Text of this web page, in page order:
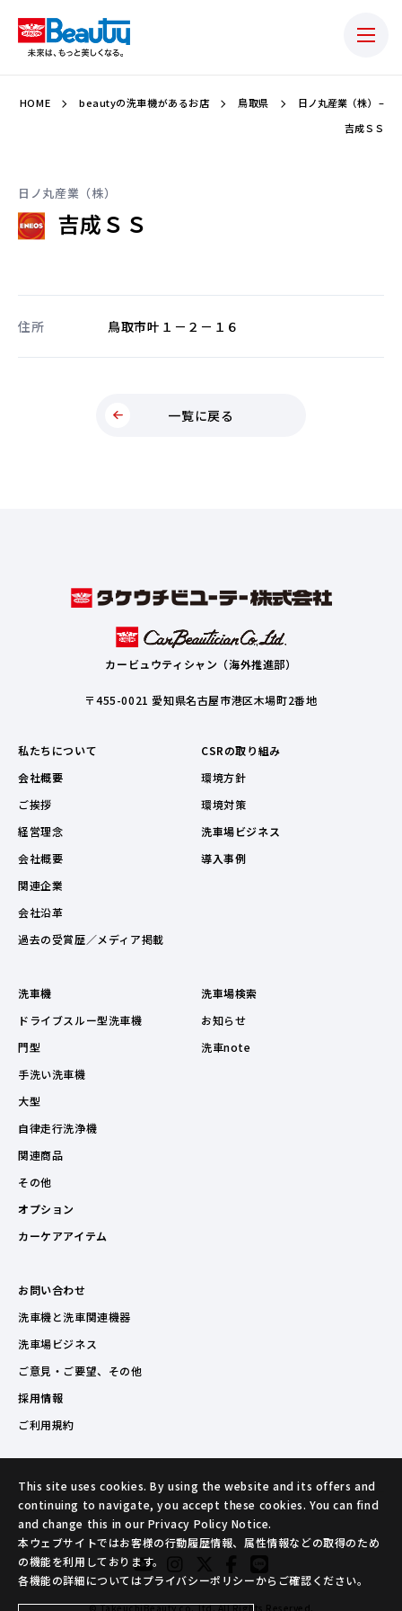
HOME beautyの洗車機があるお店 鳥取県
日ノ丸産業（株） –
吉成ＳＳ
日ノ丸産業（株）
吉成ＳＳ
住所 鳥取市叶１－２－１６
一覧に戻る
カービュウティシャン（海外推進部）
〒455-0021 愛知県名古屋市港区木場町2番地
私たちについて
会社概要
ご挨拶
経営理念
会社概要
関連企業
会社沿革
過去の受賞歴／メディア掲載
CSRの取り組み
環境方針
環境対策
洗車場ビジネス
導入事例
洗車機
ドライブスルー型洗車機
門型
手洗い洗車機
大型
自律走行洗浄機
関連商品
その他
オプション
カーケアアイテム
洗車場検索
お知らせ
洗車note
お問い合わせ
洗車機と洗車関連機器
洗車場ビジネス
ご意見・ご要望、その他
採用情報
ご利用規約
© TakeuchiBeauty co.,ltd. All Rights Reserved.
This site uses cookies. By using the website and its offers and
continuing to navigate, you accept these cookies. You can find
and change this in our Privacy Policy Notice.
本ウェブサイトではお客様の行動履歴情報、属性情報などの取得のため
の機能を利用しております。
各機能の詳細についてはプライバシーポリシーからご確認ください。